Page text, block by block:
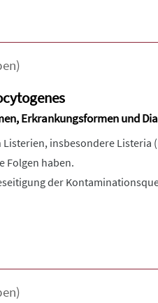
Erkrankungsformen und
Listerien, insbesondere
Folgen haben.
der